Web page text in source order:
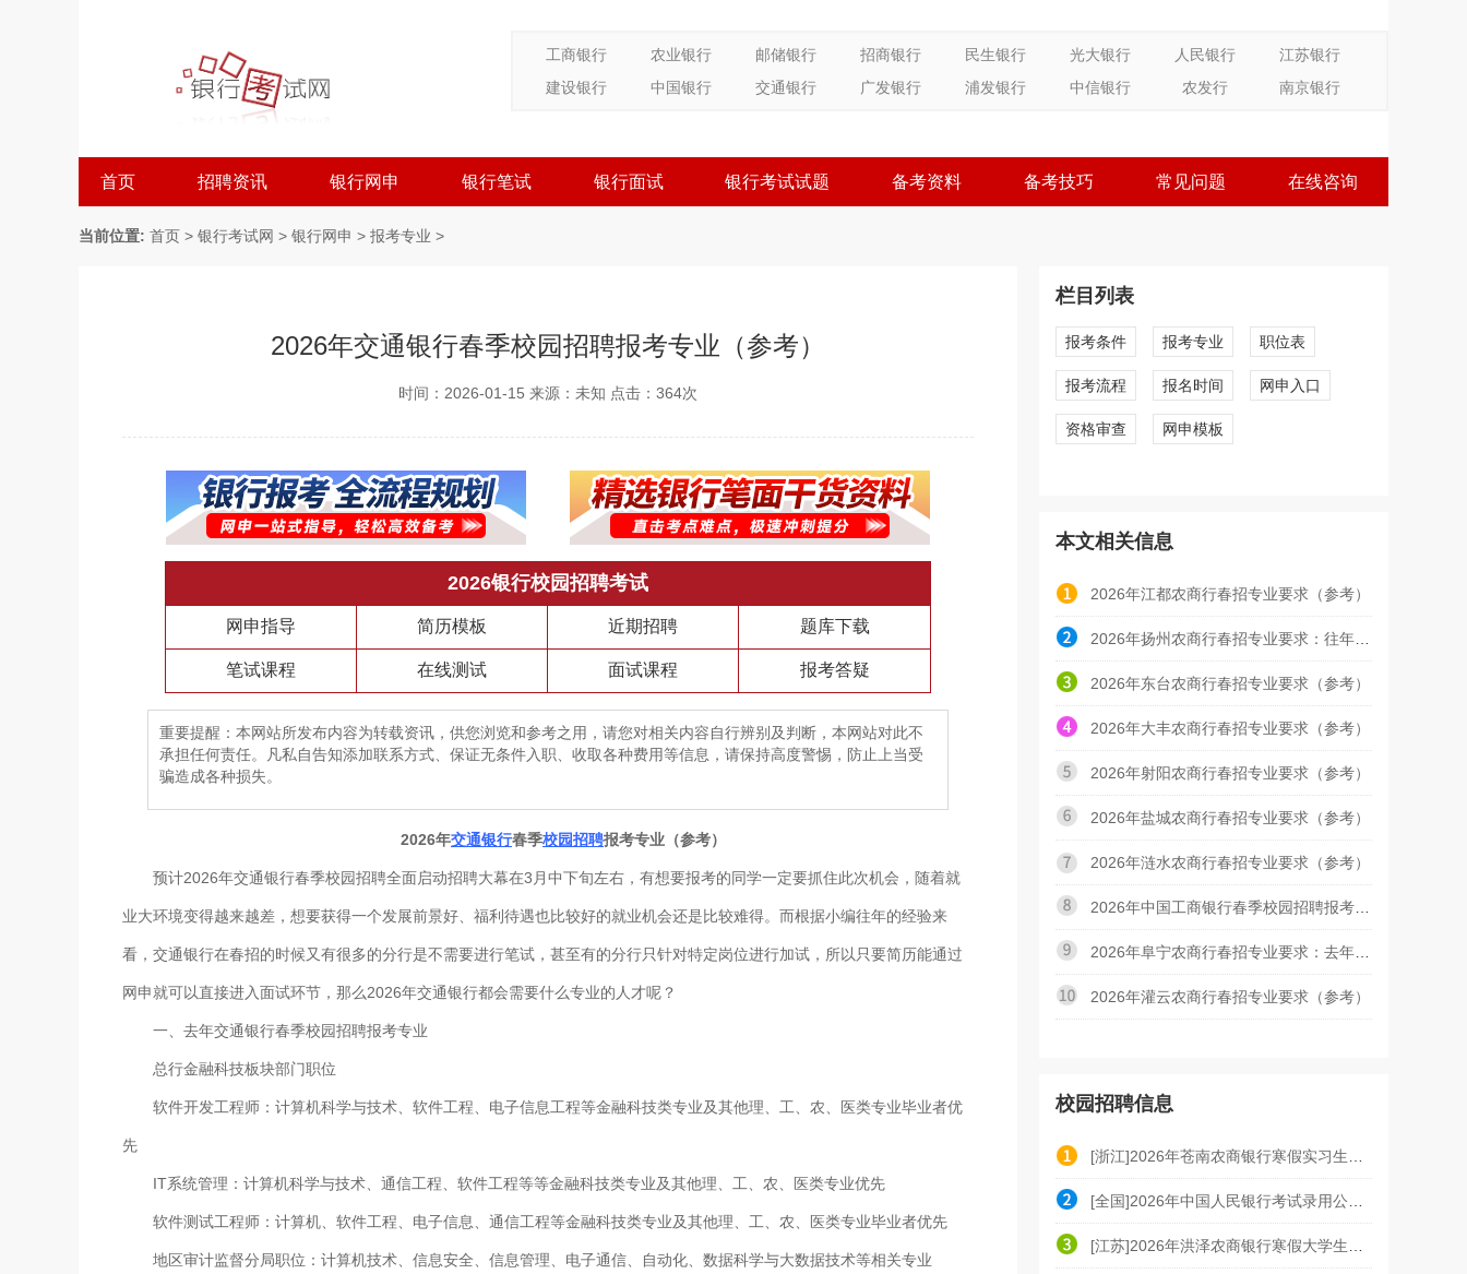
工商银行 农业银行 邮储银行 招商银行 民生银行 光大银行 人民银行
江苏银行
建设银行
中国银行 交通银行 广发银行 浦发银行 中信银行 农发行 南京银行
首页 招聘资讯 银行网申 银行笔试 银行面试 银行考试试题 备考资料 备考技巧 常见问题 在线咨询
当前位置: 首页 > 银行考试网 > 银行网申 > 报考专业 >
2026年交通银行春季校园招聘报考专业（参考）
时间：2026-01-15 来源：未知 点击： 364次
2026银行校园招聘考试
网申指导 简历模板 近期招聘 题库下载
笔试课程 在线测试 面试课程 报考答疑
重要提醒：本网站所发布内容为转载资讯，供您浏览和参考之用，请您对相关内容自行辨别及判断，本网站对此不
承担任何责任。凡私自告知添加联系方式、保证无条件入职、收取各种费用等信息，请保持高度警惕，防止上当受
骗造成各种损失。
2026年交通银行春季校园招聘报考专业（参考）
预计2026年交通银行春季校园招聘全面启动招聘大幕在3月中下旬左右，有想要报考的同学一定要抓住此次机会，随着就
业大环境变得越来越差，想要获得一个发展前景好、福利待遇也比较好的就业机会还是比较难得。而根据小编往年的经验来
看，交通银行在春招的时候又有很多的分行是不需要进行笔试，甚至有的分行只针对特定岗位进行加试，所以只要简历能通过
网申就可以直接进入面试环节，那么2026年交通银行都会需要什么专业的人才呢？
一、去年交通银行春季校园招聘报考专业
总行金融科技板块部门职位
软件开发工程师：计算机科学与技术、软件工程、电子信息工程等金融科技类专业及其他理、工、农、医类专业毕业者优
先
IT系统管理：计算机科学与技术、通信工程、软件工程等等金融科技类专业及其他理、工、农、医类专业优先
软件测试工程师：计算机、软件工程、电子信息、通信工程等金融科技类专业及其他理、工、农、医类专业毕业者优先
地区审计监督分局职位：计算机技术、信息安全、信息管理、电子通信、自动化、数据科学与大数据技术等相关专业
栏目列表
报考条件 报考专业 职位表
报考流程 报名时间 网申入口
资格审查 网申模板
本文相关信息
2026年江都农商行春招专业要求（参考）
2026年东台农商行春招专业要求（参考）
2026年大丰农商行春招专业要求（参考）
2026年射阳农商行春招专业要求（参考）
2026年盐城农商行春招专业要求（参考）
2026年涟水农商行春招专业要求（参考）
2026年灌云农商行春招专业要求（参考）
校园招聘信息